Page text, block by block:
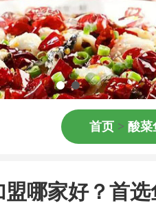
首页 > 酸菜
哪家好？首